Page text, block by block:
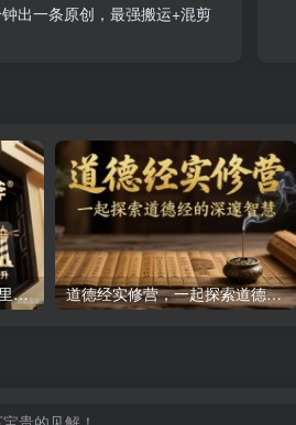
出一条原创，最强搬运+混剪
团队管理必学课程系列，阿里巴巴“腿部三板斧” 道德经实修营，一起探索道德经的深邃智慧